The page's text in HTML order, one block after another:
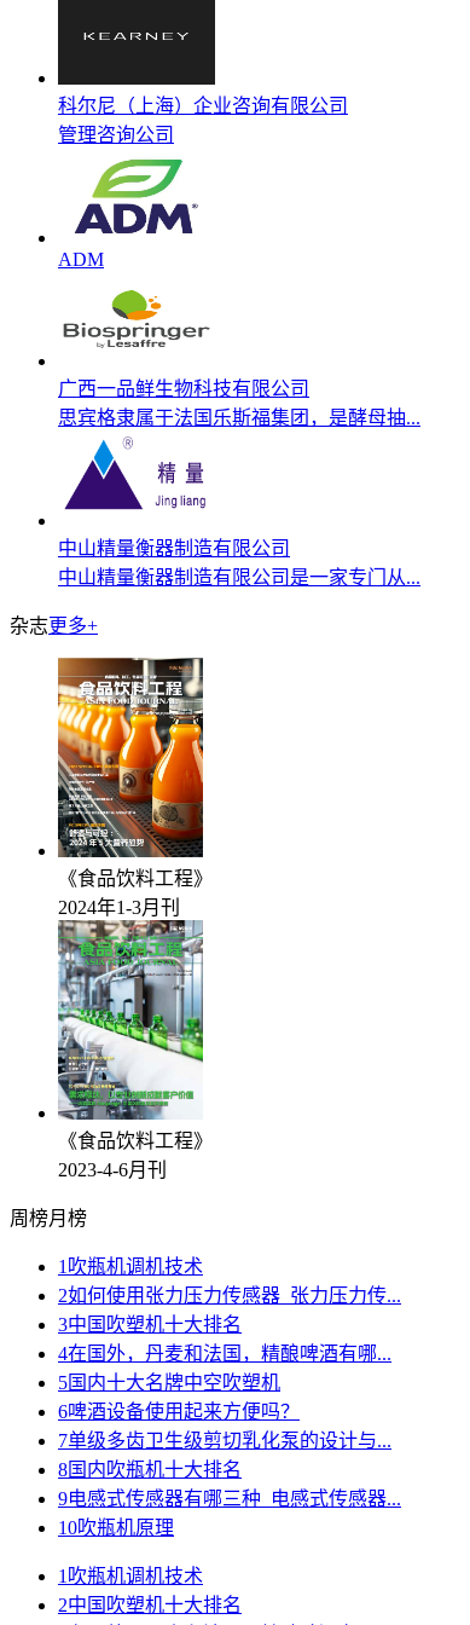
科尔尼（上海）企业咨询有限公司
管理咨询公司
ADM
广西一品鲜生物科技有限公司
思宾格隶属于法国乐斯福集团，是酵母抽...
中山精量衡器制造有限公司
中山精量衡器制造有限公司是一家专门从...
杂志更多+
《食品饮料工程》
2024年1-3月刊
《食品饮料工程》
2023-4-6月刊
周榜月榜
1 吹瓶机调机技术
2如何使用张力压力传感器_张力压力传...
3中国吹塑机十大排名
4在国外，丹麦和法国，精酿啤酒有哪...
5国内十大名牌中空吹塑机
6啤酒设备使用起来方便吗？
7单级多齿卫生级剪切乳化泵的设计与...
8国内吹瓶机十大排名
9电感式传感器有哪三种_电感式传感器...
10吹瓶机原理
1 吹瓶机调机技术
2中国吹塑机十大排名